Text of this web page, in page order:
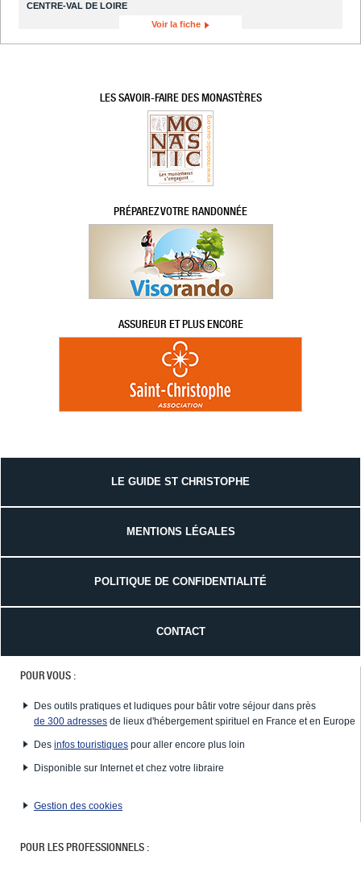
CENTRE-VAL DE LOIRE
Voir la fiche
LES SAVOIR-FAIRE DES MONASTÈRES
PRÉPAREZ VOTRE RANDONNÉE
ASSUREUR ET PLUS ENCORE
LE GUIDE ST CHRISTOPHE
MENTIONS LÉGALES
POLITIQUE DE CONFIDENTIALITÉ
CONTACT
POUR VOUS :
Des outils pratiques et ludiques pour bâtir votre séjour dans près
de 300 adresses de lieux d'hébergement spirituel en France et en Europe
Des infos touristiques pour aller encore plus loin
Disponible sur Internet et chez votre libraire
Gestion des cookies
POUR LES PROFESSIONNELS :